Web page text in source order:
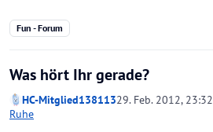
Fun - Forum
Was hört Ihr gerade?
HC-Mitglied13811329. Feb. 2012, 23:32
Ruhe